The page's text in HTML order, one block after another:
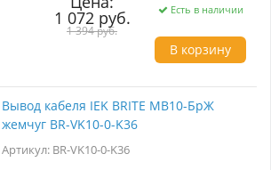
соответствующую стандарту категории 5E.
Данная модель оснащена двумя портами RJ45,
что позволяет подключать несколько
устройств одновременно без потери качества
сигнала. Корпус выполнен в элегантном цвете
элементом интерьера. Простота монтажа и
высокая степень защиты от внешних
воздействий гарантируют долговечность и
безопасность использования. Розетка
коробок, что упрощает установку.
1 072 руб.
1 394 руб.
Есть в наличии
В корзину
Вывод кабеля IEK BRITE МВ10-БрЖ
жемчуг BR-VK10-0-K36
Артикул: BR-VK10-0-K36